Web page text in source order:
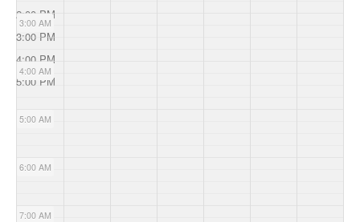
3:00 AM
4:00 AM
5:00 AM
6:00 AM
7:00 AM
2:00 PM
3:00 PM
4:00 PM
5:00 PM